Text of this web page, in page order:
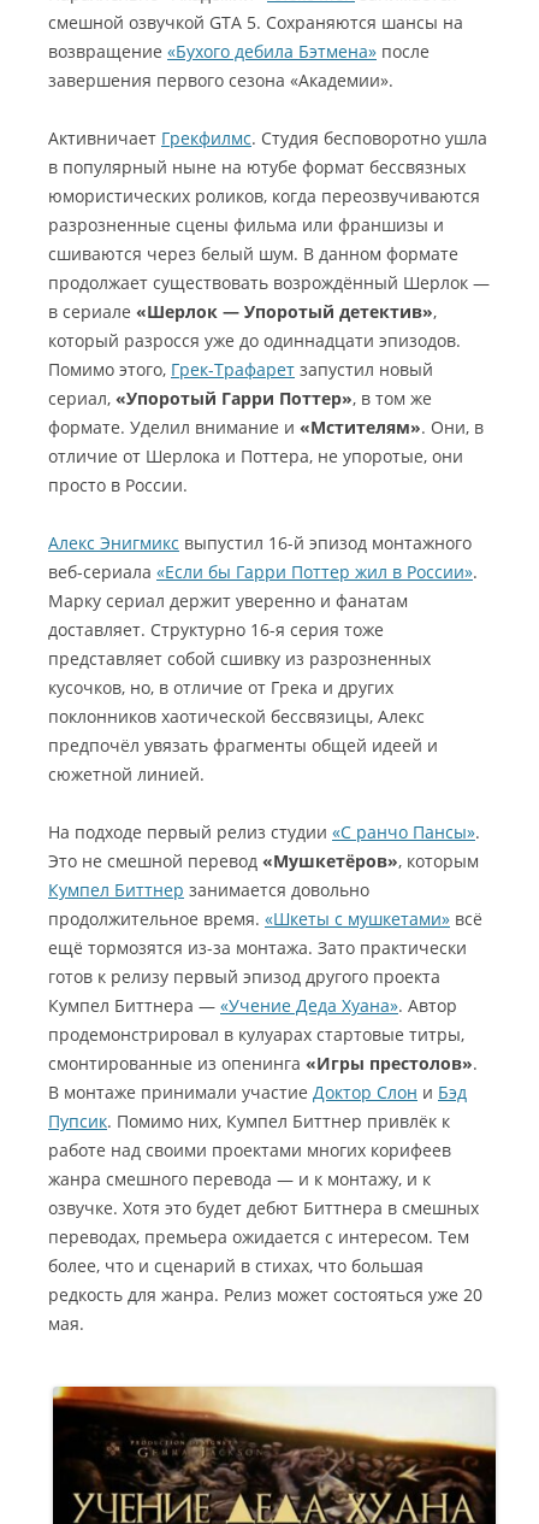
смешной озвучкой GTA 5. Сохраняются шансы на
возвращение «Бухого дебила Бэтмена» после
завершения первого сезона «Академии».
Активничает Грекфилмс. Студия бесповоротно ушла
в популярный ныне на ютубе формат бессвязных
юмористических роликов, когда переозвучиваются
разрозненные сцены фильма или франшизы и
сшиваются через белый шум. В данном формате
продолжает существовать возрождённый Шерлок —
в сериале «Шерлок — Упоротый детектив»,
который разросся уже до одиннадцати эпизодов.
Помимо этого, Грек-Трафарет запустил новый
сериал, «Упоротый Гарри Поттер», в том же
формате. Уделил внимание и «Мстителям». Они, в
отличие от Шерлока и Поттера, не упоротые, они
просто в России.
Алекс Энигмикс выпустил 16-й эпизод монтажного
веб-сериала «Если бы Гарри Поттер жил в России».
Марку сериал держит уверенно и фанатам
доставляет. Структурно 16-я серия тоже
представляет собой сшивку из разрозненных
кусочков, но, в отличие от Грека и других
поклонников хаотической бессвязицы, Алекс
предпочёл увязать фрагменты общей идеей и
сюжетной линией.
На подходе первый релиз студии «С ранчо Пансы».
Это не смешной перевод «Мушкетёров», которым
Кумпел Биттнер занимается довольно
продолжительное время. «Шкеты с мушкетами» всё
ещё тормозятся из-за монтажа. Зато практически
готов к релизу первый эпизод другого проекта
Кумпел Биттнера — «Учение Деда Хуана». Автор
продемонстрировал в кулуарах стартовые титры,
смонтированные из опенинга «Игры престолов».
В монтаже принимали участие Доктор Слон и Бэд
Пупсик. Помимо них, Кумпел Биттнер привлёк к
работе над своими проектами многих корифеев
жанра смешного перевода — и к монтажу, и к
озвучке. Хотя это будет дебют Биттнера в смешных
переводах, премьера ожидается с интересом. Тем
более, что и сценарий в стихах, что большая
редкость для жанра. Релиз может состояться уже 20
мая.